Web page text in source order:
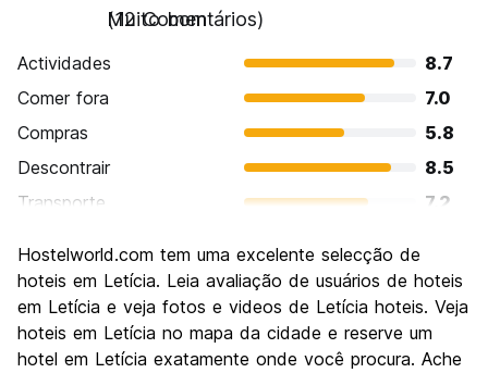
Muito bom
(12 Comentários)
Actividades
8.7
Comer fora
7.0
Compras
5.8
Descontrair
8.5
Transporte
7.2
Cultura
7.3
Festas / vida noturna
5.2
Custo-beneficio
6.5
Hostelworld.com tem uma excelente selecção de
hoteis em Letícia. Leia avaliação de usuários de hoteis
em Letícia e veja fotos e videos de Letícia hoteis. Veja
hoteis em Letícia no mapa da cidade e reserve um
hotel em Letícia exatamente onde você procura. Ache